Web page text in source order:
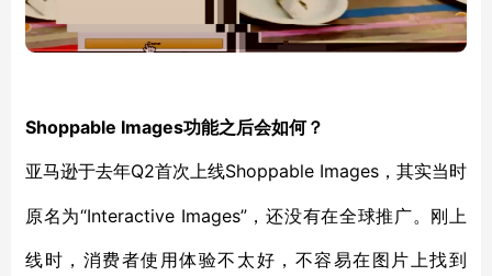
Shoppable Images功能之后会如何？
亚马逊于去年Q2首次上线Shoppable Images，其实当时
原名为“Interactive Images”，还没有在全球推广。刚上
线时，消费者使用体验不太好，不容易在图片上找到